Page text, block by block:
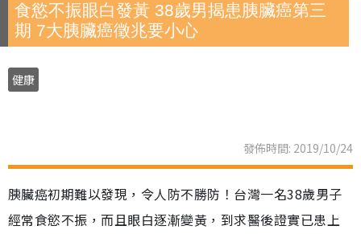
食慾不振眼白發黃 38歲男揭患胰臟癌第三
期 7大胰臟癌徵兆要小心
健康
發佈時間: 2019/10/24
胰臟癌初期難以發現，令人防不勝防！台灣一名38歲男子
經常食慾不振，而且眼白逐漸變黃，到求醫後證實已患上